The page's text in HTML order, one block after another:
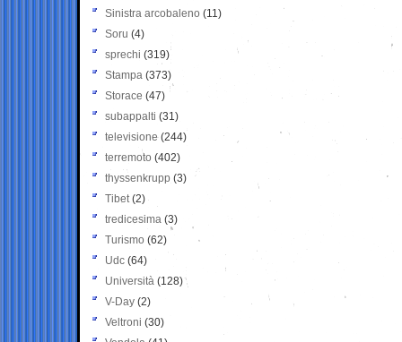
Sinistra arcobaleno (11)
Soru (4)
sprechi (319)
Stampa (373)
Storace (47)
subappalti (31)
televisione(244)
terremoto (402)
thyssenkrupp (3)
Tibet(2)
tredicesima (3)
Turismo (62)
Udc (64)
Università (128)
V-Day (2)
Veltroni (30)